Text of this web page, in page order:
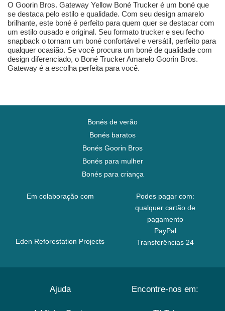
O Goorin Bros. Gateway Yellow Boné Trucker é um boné que
se destaca pelo estilo e qualidade. Com seu design amarelo
brilhante, este boné é perfeito para quem quer se destacar com
um estilo ousado e original. Seu formato trucker e seu fecho
snapback o tornam um boné confortável e versátil, perfeito para
qualquer ocasião. Se você procura um boné de qualidade com
design diferenciado, o Boné Trucker Amarelo Goorin Bros.
Gateway é a escolha perfeita para você.
Bonés de verão
Bonés baratos
Bonés Goorin Bros
Bonés para mulher
Bonés para criança
Em colaboração com
Eden Reforestation Projects
Podes pagar com:
qualquer cartão de
pagamento
PayPal
Transferências 24
Ajuda Encontre-nos em: